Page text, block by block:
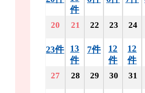
件
20
23件
21
13
件
22
7件
23
12
件
24
12
件
27 28 29 30 31